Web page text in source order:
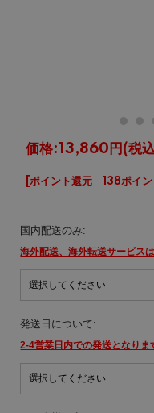
価格:13,860円 (税
[ポイント還元 138ポイン
国内配送のみ:
海外配送、海外転送サービス
発送日について:
2-4営業日内での発送となりま